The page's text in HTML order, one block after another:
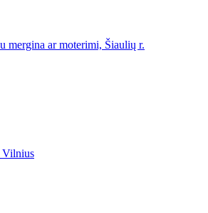
mergina ar moterimi, Šiaulių r.
Vilnius